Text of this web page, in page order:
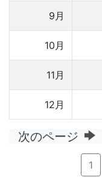
9月
10月
11月
12月
次のページ
1